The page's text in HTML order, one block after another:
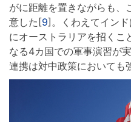
がに距離を置きながらも、
意した[9]。くわえてイン
にオーストラリアを招くこ
なる4カ国での軍事演習が
連携は対中政策においても